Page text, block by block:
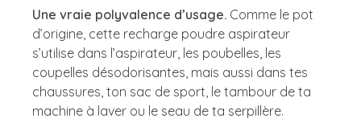
Une vraie polyvalence d’usage. Comme le pot
d’origine, cette recharge poudre aspirateur
s’utilise dans l’aspirateur, les poubelles, les
coupelles désodorisantes, mais aussi dans tes
chaussures, ton sac de sport, le tambour de ta
machine à laver ou le seau de ta serpillère.